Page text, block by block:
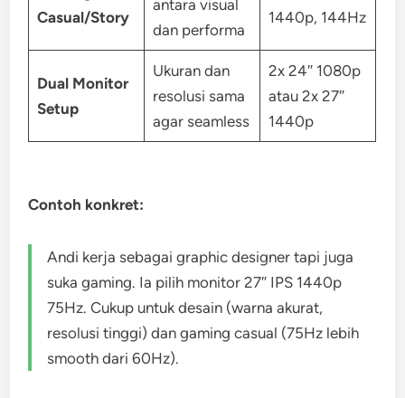
Casual/Story
antara visual
dan performa
1440p, 144Hz
Dual Monitor
Setup
Ukuran dan
resolusi sama
agar seamless
2x 24″ 1080p
atau 2x 27″
1440p
Contoh konkret:
Andi kerja sebagai graphic designer tapi juga
suka gaming. Ia pilih monitor 27″ IPS 1440p
75Hz. Cukup untuk desain (warna akurat,
resolusi tinggi) dan gaming casual (75Hz lebih
smooth dari 60Hz).